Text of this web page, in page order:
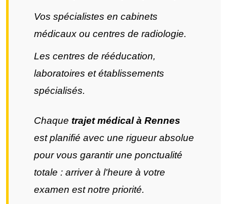
Vos spécialistes en cabinets
médicaux ou centres de radiologie.
Les centres de rééducation,
laboratoires et établissements
spécialisés.
Chaque trajet médical à Rennes
est planifié avec une rigueur absolue
pour vous garantir une ponctualité
totale : arriver à l'heure à votre
examen est notre priorité.